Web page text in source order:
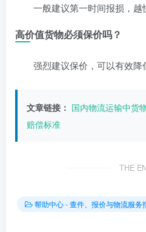
一般建议第一时间报损，越
高价值货物必须保价吗？
强烈建议保价，可以有效降
文章链接： 国内物流运输中货
赔偿标准
THE
帮助中心 - 查件、报价与物流服务